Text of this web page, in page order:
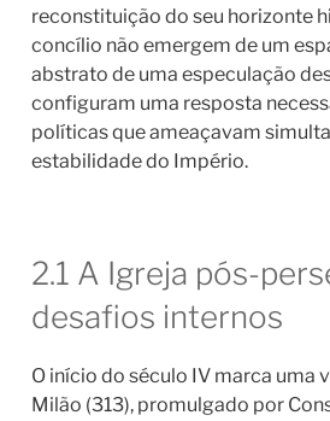
reconstituição do seu horizonte
concílio não emergem de um
abstrato de uma especulação
configuram uma resposta
políticas que ameaçavam
estabilidade do Império.
2.1 A Igreja pós-
desafios internos
O início do século IV marca uma
Milão (313), promulgado por